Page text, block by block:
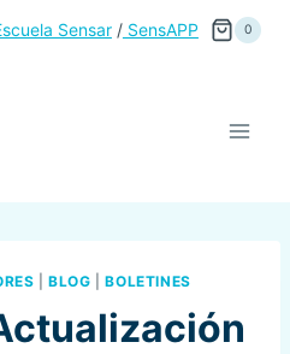
Sensar/SensAPP 0
|BLOG |BOLETINES